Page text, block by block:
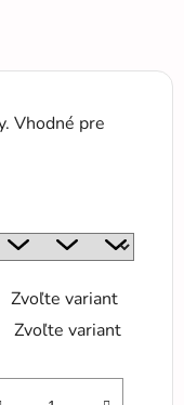
Vhodné pre
Zvoľte variant
Zvoľte variant